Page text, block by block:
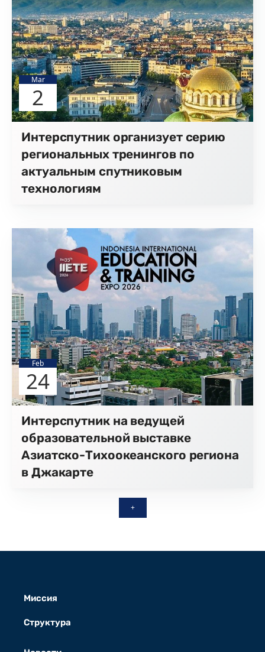
Mar
2
Интерспутник организует серию
региональных тренингов по
актуальным спутниковым
технологиям
Feb
24
Интерспутник на ведущей
образовательной выставке
Азиатско-Тихоокеанского региона
в Джакарте
+
Миссия
Структура